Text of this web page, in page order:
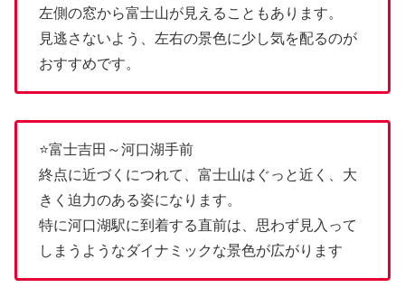
左側の窓から富士山が見えることもあります。
見逃さないよう、左右の景色に少し気を配るのが
おすすめです。
⭐富士吉田～河口湖手前
終点に近づくにつれて、富士山はぐっと近く、大
きく迫力のある姿になります。
特に河口湖駅に到着する直前は、思わず見入って
しまうようなダイナミックな景色が広がります